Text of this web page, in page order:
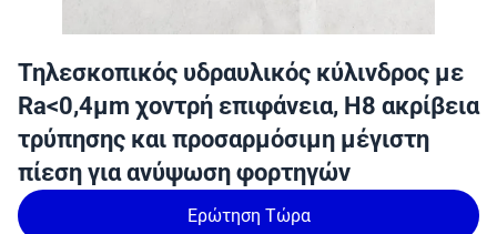
Τηλεσκοπικός υδραυλικός κύλινδρος με
Ra<0,4μm χοντρή επιφάνεια, H8 ακρίβεια
τρύπησης και προσαρμόσιμη μέγιστη
πίεση για ανύψωση φορτηγών
Ερώτηση Τώρα